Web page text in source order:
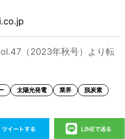
（2023年秋号）より転
太陽光発電 業界
脱炭素